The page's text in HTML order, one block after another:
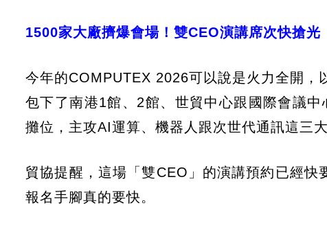
1500家大廠擠爆會場！雙CEO演講席次快搶光
今年的COMPUTEX 2026可以說是火力全開
包下了南港1館、2館、世貿中心跟國際會議
攤位，主攻AI運算、機器人跟次世代通訊這三大
貿協提醒，這場「雙CEO」的演講預約已經快
報名手腳真的要快。